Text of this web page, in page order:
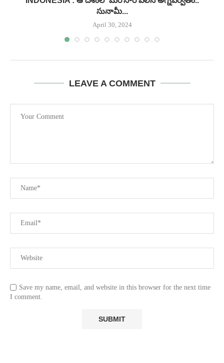
సునామీ...
April 30, 2024
LEAVE A COMMENT
Save my name, email, and website in this browser for the next time
I comment.